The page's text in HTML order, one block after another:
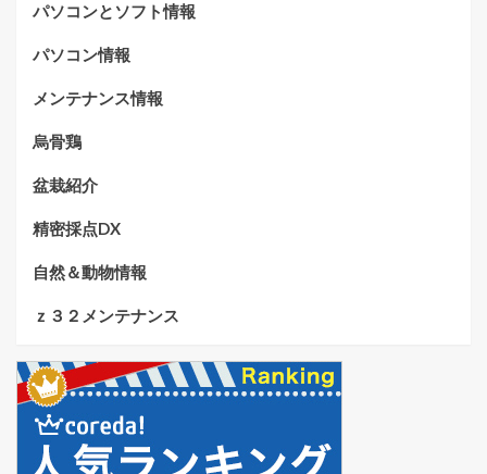
パソコンとソフト情報
パソコン情報
メンテナンス情報
烏骨鶏
盆栽紹介
精密採点DX
自然＆動物情報
ｚ３２メンテナンス